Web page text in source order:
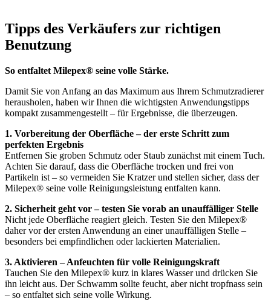
Tipps des Verkäufers zur richtigen
Benutzung
So entfaltet Milepex® seine volle Stärke.
Damit Sie von Anfang an das Maximum aus Ihrem Schmutzradierer
herausholen, haben wir Ihnen die wichtigsten Anwendungstipps
kompakt zusammengestellt – für Ergebnisse, die überzeugen.
1. Vorbereitung der Oberfläche – der erste Schritt zum
perfekten Ergebnis
Entfernen Sie groben Schmutz oder Staub zunächst mit einem Tuch.
Achten Sie darauf, dass die Oberfläche trocken und frei von
Partikeln ist – so vermeiden Sie Kratzer und stellen sicher, dass der
Milepex® seine volle Reinigungsleistung entfalten kann.
2. Sicherheit geht vor – testen Sie vorab an unauffälliger Stelle
Nicht jede Oberfläche reagiert gleich. Testen Sie den Milepex®
daher vor der ersten Anwendung an einer unauffälligen Stelle –
besonders bei empfindlichen oder lackierten Materialien.
3. Aktivieren – Anfeuchten für volle Reinigungskraft
Tauchen Sie den Milepex® kurz in klares Wasser und drücken Sie
ihn leicht aus. Der Schwamm sollte feucht, aber nicht tropfnass sein
– so entfaltet sich seine volle Wirkung.